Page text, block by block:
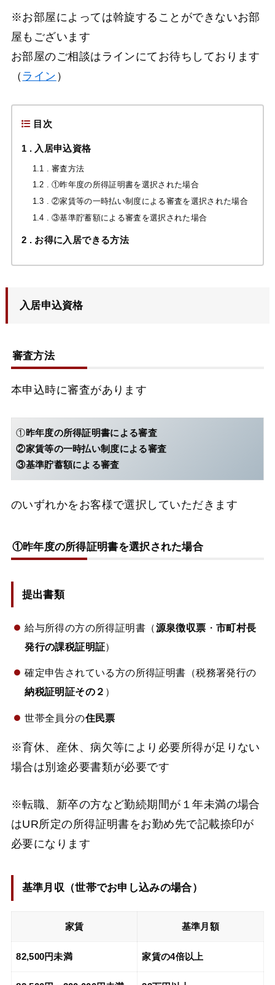
※お部屋によっては斡旋することができないお部
屋もございます
お部屋のご相談はラインにてお待ちしております
（ ライン ）
目次
1 入居申込資格
1.1
審査方法
1.2
①昨年度の所得証明書を選択された場合
1.3
②家賃等の一時払い制度による審査を選択された場合
1.4
③基準貯蓄額による審査を選択された場合
2 お得に入居できる方法
入居申込資格
審査方法
本申込時に審査があります
①昨年度の所得証明書による審査
②家賃等の一時払い制度による審査
③基準貯蓄額による審査
のいずれかをお客様で選択していただきます
①昨年度の所得証明書を選択された場合
提出書類
給与所得の方の所得証明書（源泉徴収票 ・ 市町村長
発行の課税証明証）
確定申告されている方の所得証明書（税務署発行の
納税証明証その２ ）
世帯全員分の住民票
※育休、産休、病欠等により必要所得が足りない
場合は別途必要書類が必要です
※転職、新卒の方など勤続期間が１年未満の場合
はUR所定の所得証明書をお勤め先で記載捺印が
必要になります
基準月収（世帯でお申し込みの場合）
家賃 基準月額
82,500円未満 家賃の4倍以上